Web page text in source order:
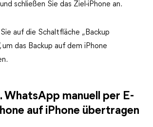
schließen Sie das Ziel-iPhone an.
auf die Schaltfläche „Backup
um das Backup auf dem iPhone
manuell per E-
auf iPhone übertragen